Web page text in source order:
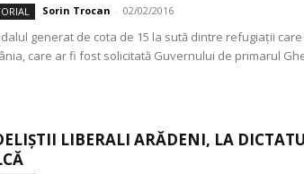
Sorin Trocan - 02/02/2016
generat de cota de 15 la sută dintre refugiații
care ar fi fost solicitată Guvernului de primarul
LIBERALI ARĂDENI, LA